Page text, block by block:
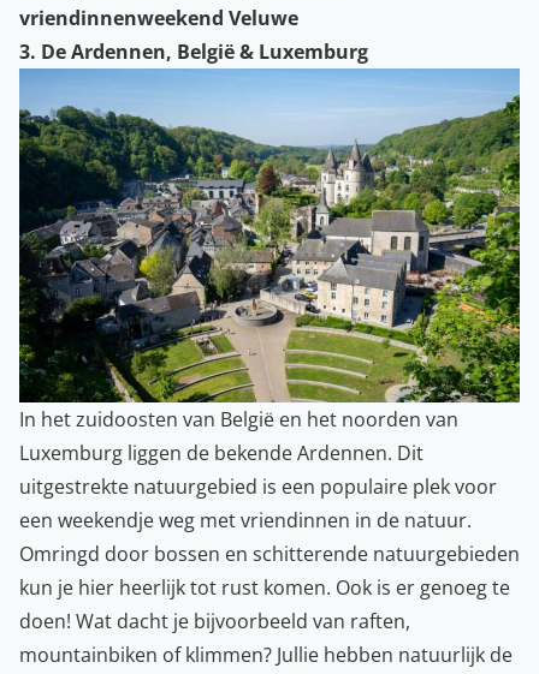
vriendinnenweekend Veluwe
3. De Ardennen, België & Luxemburg
In het zuidoosten van België en het noorden van
Luxemburg liggen de bekende Ardennen. Dit
uitgestrekte natuurgebied is een populaire plek voor
een weekendje weg met vriendinnen in de natuur.
Omringd door bossen en schitterende natuurgebieden
kun je hier heerlijk tot rust komen. Ook is er genoeg te
doen! Wat dacht je bijvoorbeeld van raften,
mountainbiken of klimmen? Jullie hebben natuurlijk de